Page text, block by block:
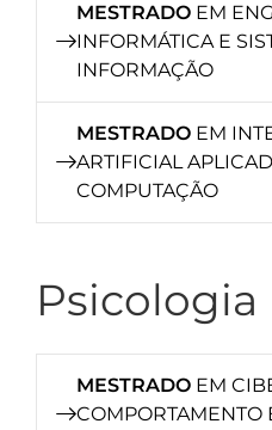
MESTRADO EM
INFORMÁTICA E
INFORMAÇÃO
MESTRADO EM
ARTIFICIAL
COMPUTAÇÃO
Psicologia
MESTRADO EM
COMPORTAMENTO